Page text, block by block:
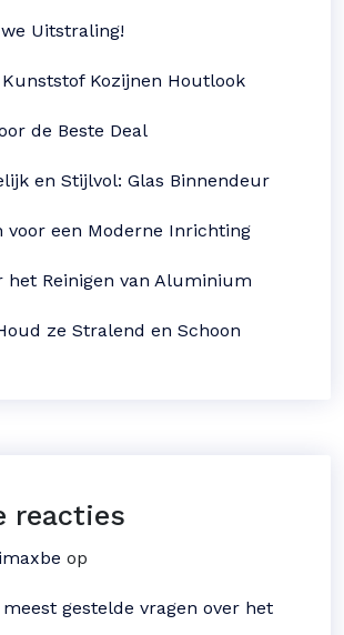
Uitstraling!
Kozijnen Houtlook
de Beste Deal
en Stijlvol: Glas Binnendeur
voor een Moderne Inrichting
het Reinigen van Aluminium
ze Stralend en Schoon
reacties
op
meest gestelde vragen over het